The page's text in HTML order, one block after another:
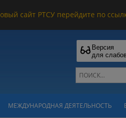
сайт РТСУ перейдите по
Версия
для
МЕЖДУНАРОДНАЯ ДЕЯТЕЛЬНОСТЬ